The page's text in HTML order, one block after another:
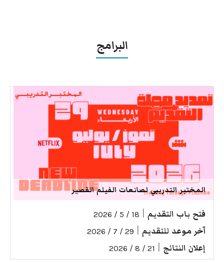
البرامج
المختبر التدريبي لصانعات الفيلم القصير
فتح باب التقديم 18 / 5 / 2026
آخر موعد للتقديم 29 / 7 / 2026
إعلان النتائج 21 / 8 / 2026